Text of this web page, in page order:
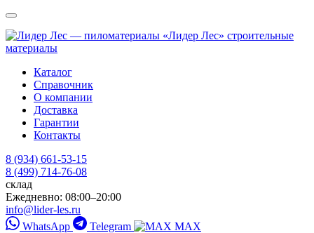
«Лидер Лес» строительные
материалы
Каталог
Справочник
О компании
Доставка
Гарантии
Контакты
8 (934) 661-53-15
8 (499) 714-76-08
склад
Ежедневно: 08:00–20:00
info@lider-les.ru
WhatsApp
Telegram MAX